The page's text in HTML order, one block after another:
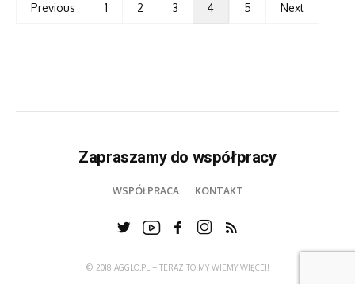
Previous 1 2 3 4 5 Next
Zapraszamy do współpracy
WSPÓŁPRACA KONTAKT
© 2018 AGGLO.PL – TERAZ TO MY WIEMY WIĘCEJ!